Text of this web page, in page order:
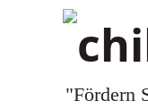
"Fördern